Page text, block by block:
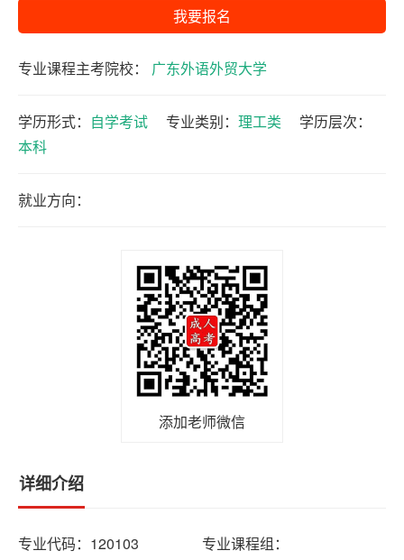
我要报名
专业课程主考院校： 广东外语外贸大学
学历形式： 自学考试 专业类别： 理工类
学历层次：
本科
就业方向：
添加老师微信
详细介绍
专业代码：120103 专业课程组：